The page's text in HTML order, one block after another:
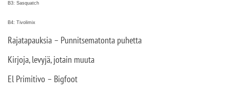
B3: Sasquatch
B4: Tivolimix
Rajatapauksia – Punnitsematonta puhetta
Kirjoja, levyjä, jotain muuta
El Primitivo – Bigfoot